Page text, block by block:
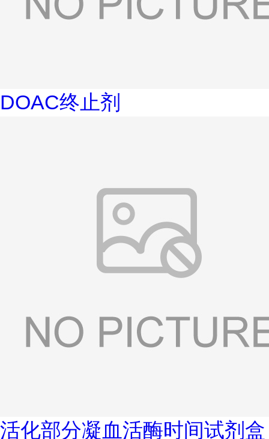
DOAC终止剂
活化部分凝血活酶时间试剂盒